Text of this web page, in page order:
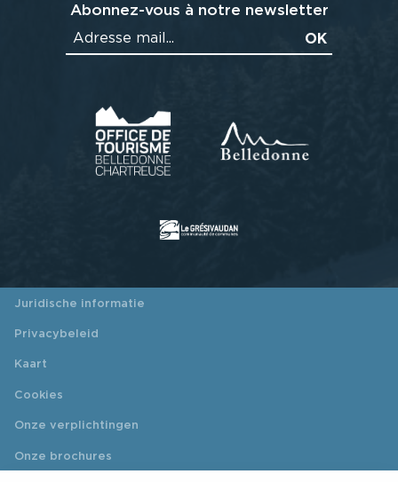
Abonnez-vous à notre newsletter
Juridische informatie
Privacybeleid
Kaart
Cookies
Onze verplichtingen
Onze brochures